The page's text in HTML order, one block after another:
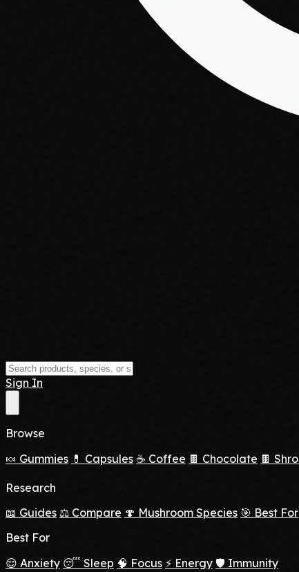
Sign In
Browse
🍬 Gummies 💊 Capsules ☕ Coffee 🍫 Chocolate 🍫
Research
📖 Guides ⚖️ Compare 🍄 Mushroom Species 🎯 Best For
Best For
😌 Anxiety 😴 Sleep 🧠 Focus ⚡ Energy 🛡️ Immunity